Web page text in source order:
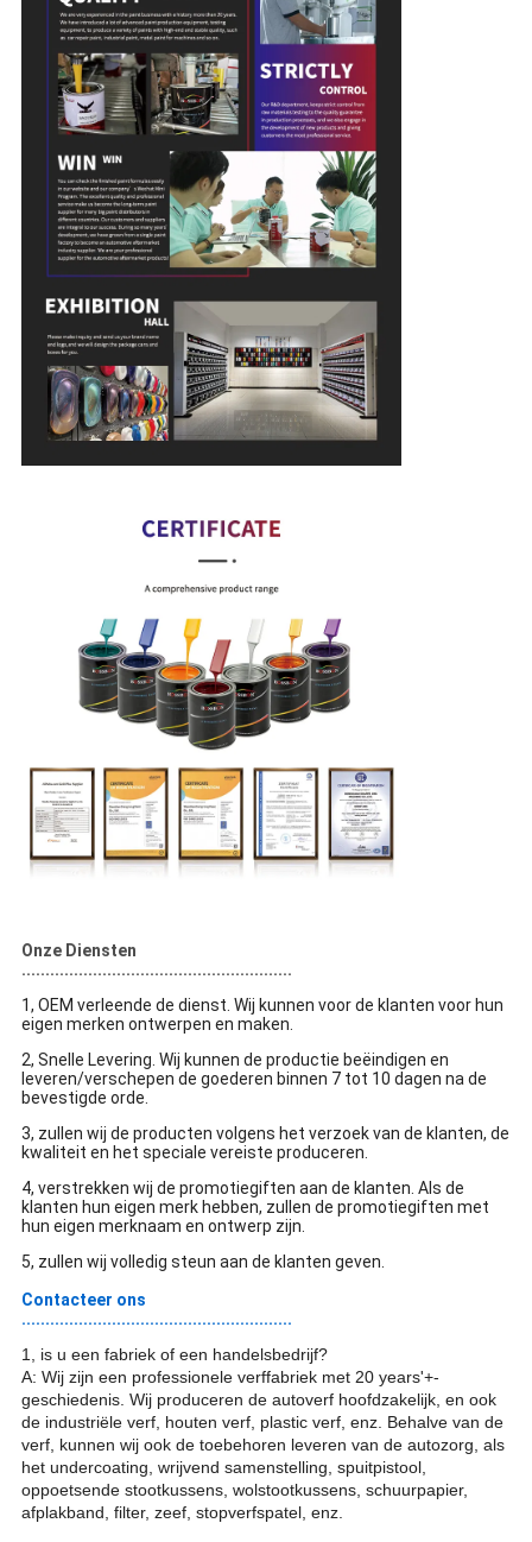
Onze Diensten
.........................................................
1, OEM verleende de dienst. Wij kunnen voor de klanten voor hun
eigen merken ontwerpen en maken.
2, Snelle Levering. Wij kunnen de productie beëindigen en
leveren/verschepen de goederen binnen 7 tot 10 dagen na de
bevestigde orde.
3, zullen wij de producten volgens het verzoek van de klanten, de
kwaliteit en het speciale vereiste produceren.
4, verstrekken wij de promotiegiften aan de klanten. Als de
klanten hun eigen merk hebben, zullen de promotiegiften met
hun eigen merknaam en ontwerp zijn.
5, zullen wij volledig steun aan de klanten geven.
Contacteer ons
.........................................................
1, is u een fabriek of een handelsbedrijf?
A: Wij zijn een professionele verffabriek met 20 years'+-
geschiedenis. Wij produceren de autoverf hoofdzakelijk, en ook
de industriële verf, houten verf, plastic verf, enz. Behalve van de
verf, kunnen wij ook de toebehoren leveren van de autozorg, als
het undercoating, wrijvend samenstelling, spuitpistool,
oppoetsende stootkussens, wolstootkussens, schuurpapier,
afplakband, filter, zeef, stopverfspatel, enz.